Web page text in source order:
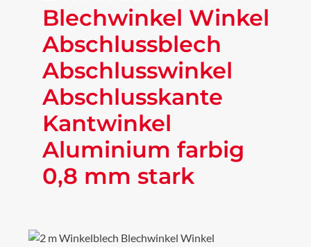
Blechwinkel Winkel
Abschlussblech
Abschlusswinkel
Abschlusskante
Kantwinkel
Aluminium farbig
0,8 mm stark
Bildergalerie überspringen